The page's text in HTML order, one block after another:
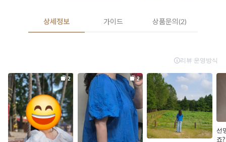
상세정보 가이드 상품문의(2)